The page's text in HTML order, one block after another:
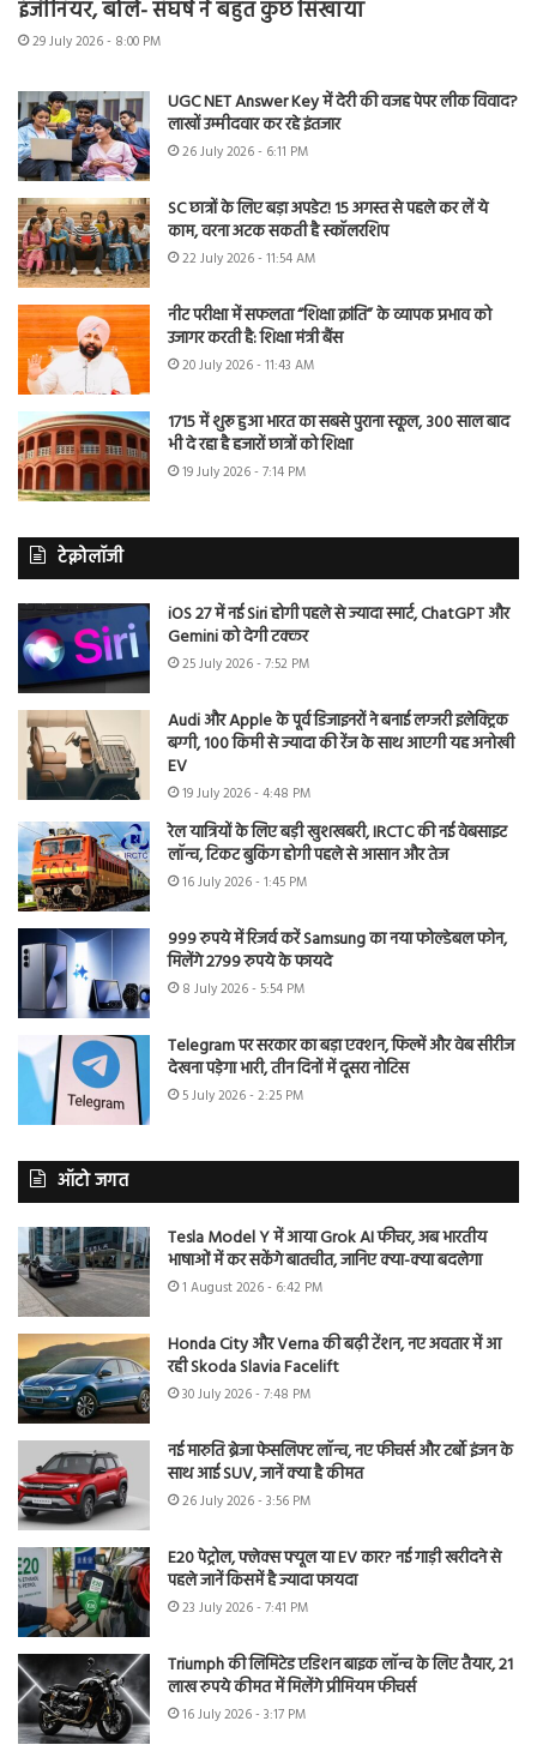
इंजीनियर, बोले- संघर्ष ने बहुत कुछ सिखाया
29 July 2026 - 8:00 PM
UGC NET Answer Key में देरी की वजह पेपर लीक विवाद?
लाखों उम्मीदवार कर रहे इंतजार
26 July 2026 - 6:11 PM
SC छात्रों के लिए बड़ा अपडेट! 15 अगस्त से पहले कर लें ये
काम, वरना अटक सकती है स्कॉलरशिप
22 July 2026 - 11:54 AM
नीट परीक्षा में सफलता “शिक्षा क्रांति” के व्यापक प्रभाव को
उजागर करती है: शिक्षा मंत्री बैंस
20 July 2026 - 11:43 AM
1715 में शुरू हुआ भारत का सबसे पुराना स्कूल, 300 साल बाद
भी दे रहा है हजारों छात्रों को शिक्षा
19 July 2026 - 7:14 PM
टेक्नोलॉजी
iOS 27 में नई Siri होगी पहले से ज्यादा स्मार्ट, ChatGPT और
Gemini को देगी टक्कर
25 July 2026 - 7:52 PM
Audi और Apple के पूर्व डिजाइनरों ने बनाई लग्जरी इलेक्ट्रिक
बग्गी, 100 किमी से ज्यादा की रेंज के साथ आएगी यह अनोखी
EV
19 July 2026 - 4:48 PM
रेल यात्रियों के लिए बड़ी खुशखबरी, IRCTC की नई वेबसाइट
लॉन्च, टिकट बुकिंग होगी पहले से आसान और तेज
16 July 2026 - 1:45 PM
999 रुपये में रिजर्व करें Samsung का नया फोल्डेबल फोन,
मिलेंगे 2799 रुपये के फायदे
8 July 2026 - 5:54 PM
Telegram पर सरकार का बड़ा एक्शन, फिल्में और वेब सीरीज
देखना पड़ेगा भारी, तीन दिनों में दूसरा नोटिस
5 July 2026 - 2:25 PM
ऑटो जगत
Tesla Model Y में आया Grok AI फीचर, अब भारतीय
भाषाओं में कर सकेंगे बातचीत, जानिए क्या-क्या बदलेगा
1 August 2026 - 6:42 PM
Honda City और Verna की बढ़ी टेंशन, नए अवतार में आ
रही Skoda Slavia Facelift
30 July 2026 - 7:48 PM
नई मारुति ब्रेजा फेसलिफ्ट लॉन्च, नए फीचर्स और टर्बो इंजन के
साथ आई SUV, जानें क्या है कीमत
26 July 2026 - 3:56 PM
E20 पेट्रोल, फ्लेक्स फ्यूल या EV कार? नई गाड़ी खरीदने से
पहले जानें किसमें है ज्यादा फायदा
23 July 2026 - 7:41 PM
Triumph की लिमिटेड एडिशन बाइक लॉन्च के लिए तैयार, 21
लाख रुपये कीमत में मिलेंगे प्रीमियम फीचर्स
16 July 2026 - 3:17 PM